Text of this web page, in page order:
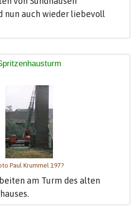
nun auch wieder liebevoll
Paul Krummel 197?
am Turm des alten